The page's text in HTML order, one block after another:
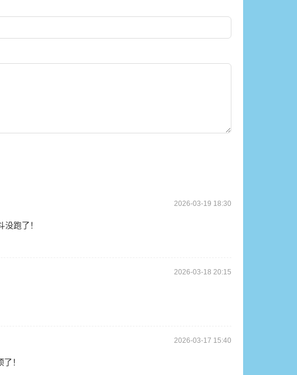
2026-03-19 18:30
跑了！
2026-03-18 20:15
2026-03-17 15:40
！